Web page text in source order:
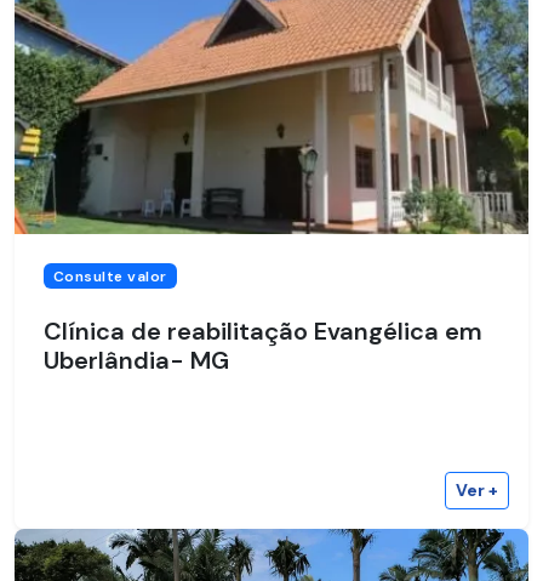
Consulte valor
Clínica de reabilitação Evangélica em
Uberlândia- MG
Ver +